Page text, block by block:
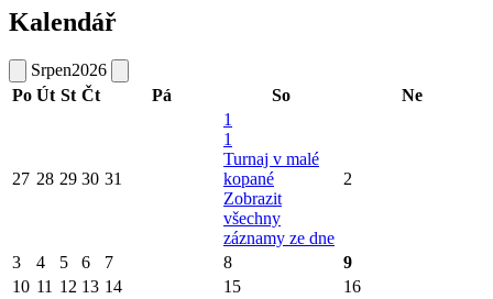
Kalendář
Srpen2026
Po Út St Čt Pá So Ne
27 28 29 30 31
1
1
Turnaj v malé
kopané
Zobrazit
všechny
záznamy ze dne
2
3 4 5 6 7 8
9
10 11 12 13 14 15 16